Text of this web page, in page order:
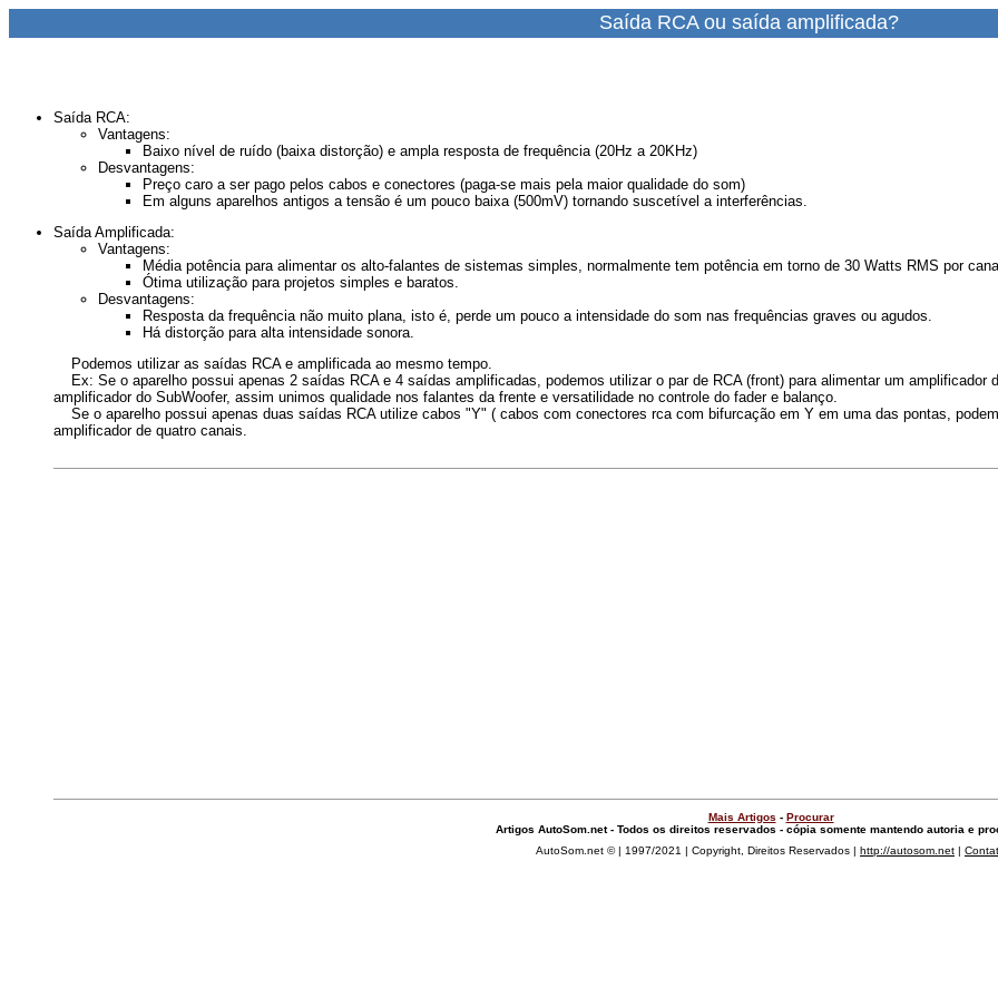
Saída RCA ou saída amplificada?
Saída RCA:
Vantagens:
Baixo nível de ruído (baixa distorção) e ampla resposta de frequência (20Hz a 20KHz)
Desvantagens:
Preço caro a ser pago pelos cabos e conectores (paga-se mais pela maior qualidade do som)
Em alguns aparelhos antigos a tensão é um pouco baixa (500mV) tornando suscetível a interferências.
Saída Amplificada:
Vantagens:
Média potência para alimentar os alto-falantes de sistemas simples, normalmente tem potência em torno de 30 Watts RMS por
Ótima utilização para projetos simples e baratos.
Desvantagens:
Resposta da frequência não muito plana, isto é, perde um pouco a intensidade do som nas frequências graves ou agudos.
Há distorção para alta intensidade sonora.
Podemos utilizar as saídas RCA e amplificada ao mesmo tempo.
Ex: Se o aparelho possui apenas 2 saídas RCA e 4 saídas amplificadas, podemos utilizar o par de RCA (front) para alimentar um amplificador
amplificador do SubWoofer, assim unimos qualidade nos falantes da frente e versatilidade no controle do fader e balanço.
Se o aparelho possui apenas duas saídas RCA utilize cabos "Y" ( cabos com conectores rca com bifurcação em Y em uma das pontas,
amplificador de quatro canais.
Mais Artigos - Procurar
Artigos AutoSom.net - Todos os direitos reservados - cópia somente mantendo autoria e
AutoSom.net © | 1997/2021 | Copyright, Direitos Reservados | http://autosom.net |